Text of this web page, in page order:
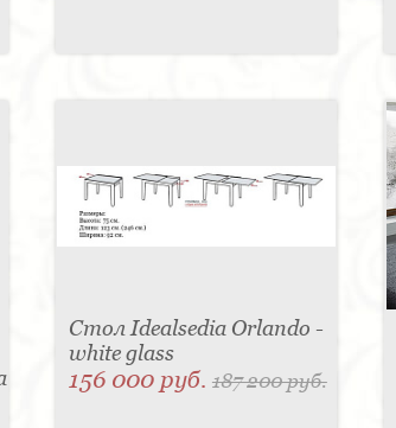
Стол Idealsedia Orlando -
white glass
156 000 руб. 187 200 руб.